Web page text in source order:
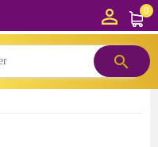
0

